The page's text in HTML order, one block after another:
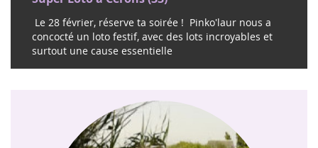
Le 28 février, réserve ta soirée ! Pinko'laur nous a
concocté un loto festif, avec des lots incroyables et
surtout une cause essentielle